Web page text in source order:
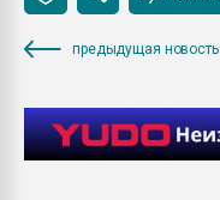
предыдущая новость